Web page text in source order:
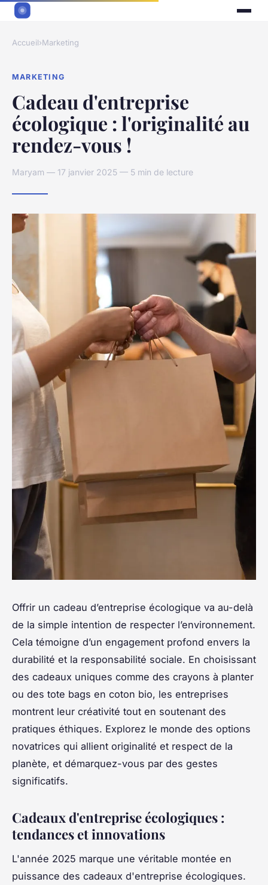
Accueil›Marketing
MARKETING
Cadeau d'entreprise
écologique : l'originalité au
rendez-vous !
Maryam — 17 janvier 2025 — 5 min de lecture
Offrir un cadeau d’entreprise écologique va au-delà
de la simple intention de respecter l’environnement.
Cela témoigne d’un engagement profond envers la
durabilité et la responsabilité sociale. En choisissant
des cadeaux uniques comme des crayons à planter
ou des tote bags en coton bio, les entreprises
montrent leur créativité tout en soutenant des
pratiques éthiques. Explorez le monde des options
novatrices qui allient originalité et respect de la
planète, et démarquez-vous par des gestes
significatifs.
Cadeaux d'entreprise écologiques :
tendances et innovations
L'année 2025 marque une véritable montée en
puissance des cadeaux d'entreprise écologiques.